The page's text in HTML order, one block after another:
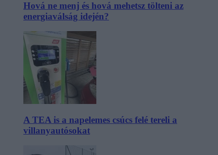
Hová ne menj és hová mehetsz tölteni az
energiaválság idején?
A TEA is a napelemes csúcs felé tereli a
villanyautósokat